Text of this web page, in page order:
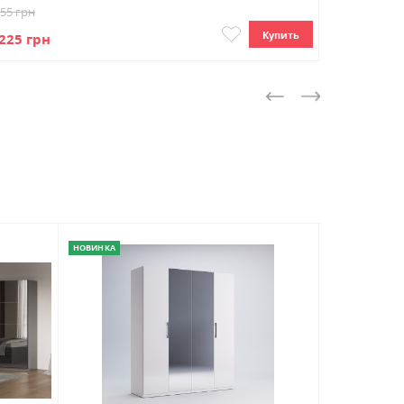
грн
грн
Купить
НОВИНКА